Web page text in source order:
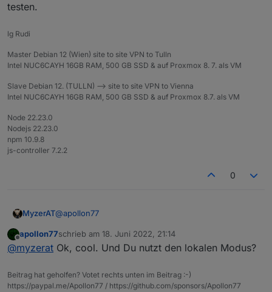
testen.
lg Rudi
Master Debian 12 (Wien) site to site VPN to Tulln
Intel NUC6CAYH 16GB RAM, 500 GB SSD & auf Proxmox 8. 7. als VM
Slave Debian 12. (TULLN) --> site to site VPN to Vienna
Intel NUC6CAYH 16GB RAM, 500 GB SSD & auf Proxmox 8.7. als VM
Node 22.23.0
Nodejs 22.23.0
npm 10.9.8
js-controller 7.2.2
0
MyzerAT@apollon77
Ich habe auf beiden hosts snapshots gemacht und
dann einen 2. Meross Account am Handy angelegt.
Wien und am anderen Account die Geräte aus Tulln.
Handy auch wieder ruckelfrei funktioniert. Denke es
waren viel zu viele Geräte auf nur einem Account. Es
Auch im iobroker sind keine Probleme mehr
apollon77schrieb am 18. Juni 2022, 21:14
zuletzt editiert von
@myzerat Ok, cool. Und Du nutzt den lokalen Modus?
Beitrag hat geholfen? Votet rechts unten im Beitrag :-)
https://paypal.me/Apollon77 / https://github.com/sponsors/Apollon77